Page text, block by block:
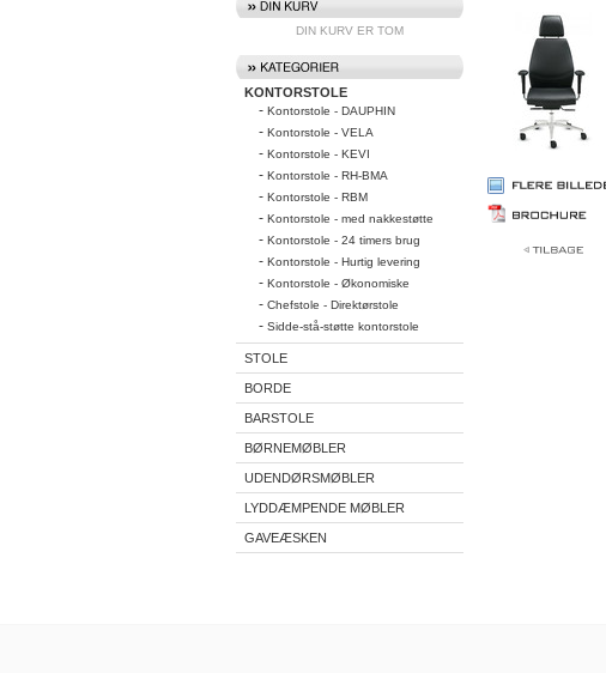
DIN KURV ER TOM
KONTORSTOLE
- Kontorstole - DAUPHIN
- Kontorstole - VELA
- Kontorstole - KEVI
- Kontorstole - RH-BMA
- Kontorstole - RBM
- Kontorstole - med nakkestøtte
- Kontorstole - 24 timers brug
- Kontorstole - Hurtig levering
- Kontorstole - Økonomiske
- Chefstole - Direktørstole
- Sidde-stå-støtte kontorstole
STOLE
BORDE
BARSTOLE
BØRNEMØBLER
UDENDØRSMØBLER
LYDDÆMPENDE MØBLER
GAVEÆSKEN